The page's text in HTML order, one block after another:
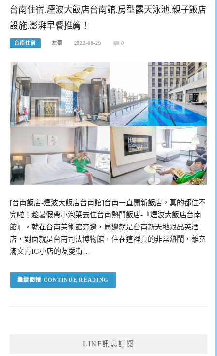
台南住宿.煙波大飯店台南館.房型露天泳池.親子飯店
設施.澎湃早餐推薦！
台南住宿 左豪 2022-08-29 0
[台南飯店-煙波大飯店台南館]台南一直開新飯店，真的都住不
完啦！趁暑假帶小泡菜去住台南熱門飯店-『煙波大飯店台南
館』，就在台南美術館旁邊，周邊就是台南新天地跟晶英酒
店，對面就是台南司法博物館，住在這裡真的非常熱鬧，離充
滿文青IG小店的友愛街…
CONTINUE READING
LINE訊息訂閱